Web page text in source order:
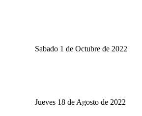
Sabado 1 de Octubre de 2022
Jueves 18 de Agosto de 2022